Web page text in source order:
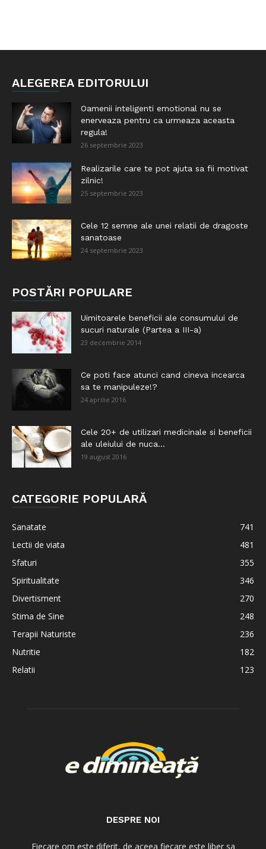
ALEGEREA EDITORULUI
Oamenii inteligenti emotional nu se
enerveaza pentru ca urmeaza aceasta
regula!
26 septembrie 2023
Realizarile care te pot ajuta sa fii motivat
zilnic!
25 septembrie 2023
Cele 12 semne ale unei relatii de dragoste
sanatoase
24 septembrie 2023
POSTĂRI POPULARE
Uimitoarele beneficii ale consumului de
sucuri naturale (Partea a III-a)
23 decembrie 2014
Ce poti face atunci cand cineva incearca
sa te manipuleze!?
24 aprilie 2016
Cele 20+ de utilizari medicinale si beneficii
ale uleiului de nuca...
19 august 2016
CATEGORIE POPULARĂ
Sanatate
741
Lectii de viata
481
Sfaturi
355
Spiritualitate
346
Divertisment
270
Stima de Sine
248
Terapii Naturiste
236
Nutritie
182
Relatii
123
DESPRE NOI
Fiecare om este diferit, de aceea fiecare este liber sa